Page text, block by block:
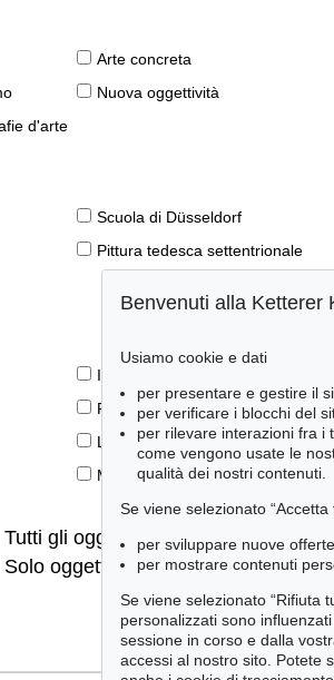
Arte concreta
Nuova oggettività
d'arte
Scuola di Düsseldorf
Pittura tedesca settentrionale
Il libro e la modernità
Prime edizioni
Lifestyle
Meraviglie della natura
Tutti gli oggetti
Solo
Solo oggetti venduti
Benvenuti alla Ketterer
Usiamo cookie e dati
per presentare e gestire il
per verificare i blocchi del
per rilevare interazioni fra i
come vengono usate le
qualità dei nostri contenuti.
Se viene selezionato
per sviluppare nuove
per mostrare contenuti
Se viene selezionato “Rifiuta
personalizzati sono
sessione in corso e dalla
accessi al nostro sito. Potete